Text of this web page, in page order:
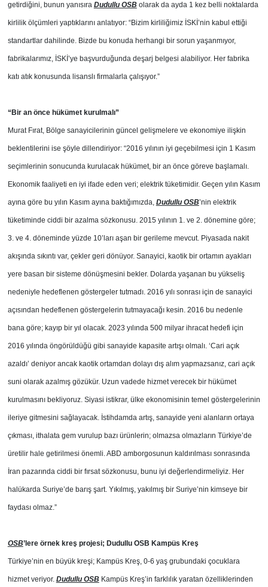
getirdiğini, bunun yanısıra Dudullu OSBolarak da ayda 1 kez belli noktalarda
kirlilik ölçümleri yaptıklarını anlatıyor: “Bizim kirliliğimiz İSKİ’nin kabul ettiği
standartlar dahilinde. Bizde bu konuda herhangi bir sorun yaşanmıyor,
fabrikalarımız, İSKİ’ye başvurduğunda deşarj belgesi alabiliyor. Her fabrika
katı atık konusunda lisanslı firmalarla çalışıyor.”
“Bir an önce hükümet kurulmalı”
Murat Fırat, Bölge sanayicilerinin güncel gelişmelere ve ekonomiye ilişkin
beklentilerini ise şöyle dillendiriyor: “2016 yılının iyi geçebilmesi için 1 Kasım
seçimlerinin sonucunda kurulacak hükümet, bir an önce göreve başlamalı.
Ekonomik faaliyeti en iyi ifade eden veri; elektrik tüketimidir. Geçen yılın Kasım
ayına göre bu yılın Kasım ayına baktığımızda, Dudullu OSB’nin elektrik
tüketiminde ciddi bir azalma sözkonusu. 2015 yılının 1. ve 2. dönemine göre;
3. ve 4. döneminde yüzde 10’ları aşan bir gerileme mevcut. Piyasada nakit
akışında sıkıntı var, çekler geri dönüyor. Sanayici, kaotik bir ortamın ayakları
yere basan bir sisteme dönüşmesini bekler. Dolarda yaşanan bu yükseliş
nedeniyle hedeflenen göstergeler tutmadı. 2016 yılı sonrası için de sanayici
açısından hedeflenen göstergelerin tutmayacağı kesin. 2016 bu nedenle
bana göre; kayıp bir yıl olacak. 2023 yılında 500 milyar ihracat hedefi için
2016 yılında öngörüldüğü gibi sanayide kapasite artışı olmalı. ‘Cari açık
azaldı’ deniyor ancak kaotik ortamdan dolayı dış alım yapmazsanız, cari açık
suni olarak azalmış gözükür. Uzun vadede hizmet verecek bir hükümet
kurulmasını bekliyoruz. Siyasi istikrar, ülke ekonomisinin temel göstergelerinin
ileriye gitmesini sağlayacak. İstihdamda artış, sanayide yeni alanların ortaya
çıkması, ithalata gem vurulup bazı ürünlerin; olmazsa olmazların Türkiye’de
üretilir hale getirilmesi önemli. ABD amborgosunun kaldırılması sonrasında
İran pazarında ciddi bir fırsat sözkonusu, bunu iyi değerlendirmeliyiz. Her
halükarda Suriye’de barış şart. Yıkılmış, yakılmış bir Suriye’nin kimseye bir
faydası olmaz.”
OSB’lere örnek kreş projesi; Dudullu OSB Kampüs Kreş
Türkiye’nin en büyük kreşi; Kampüs Kreş, 0-6 yaş grubundaki çocuklara
hizmet veriyor. Dudullu OSBKampüs Kreş’in farklılık yaratan özelliklerinden